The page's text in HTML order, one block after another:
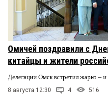
Омичей поздравили с
китайцы и жители
Делегации Омск встретил жарко –
8 августа 12:30 4 516